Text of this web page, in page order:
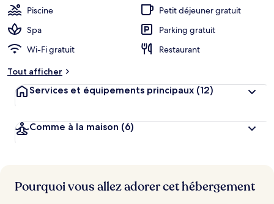
Piscine
Petit déjeuner gratuit
Spa
Parking gratuit
Wi-Fi gratuit
Restaurant
Tout afficher
Services et équipements principaux (12)
Comme à la maison (6)
Pourquoi vous allez adorer cet hébergement